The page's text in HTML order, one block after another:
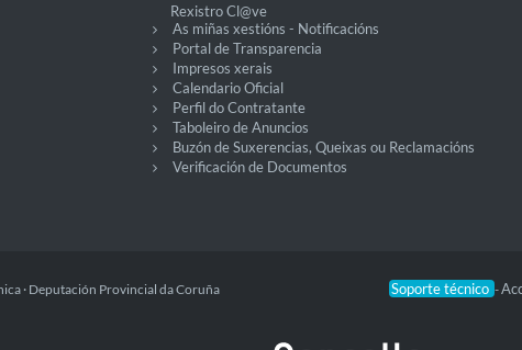
Rexistro Cl@ve
As miñas xestións - Notificacións
Portal de Transparencia
Impresos xerais
Calendario Oficial
Perfil do Contratante
Taboleiro de Anuncios
Buzón de Suxerencias, Queixas ou Reclamacións
Verificación de Documentos
Soporte técnico -
· Deputación Provincial da Coruña